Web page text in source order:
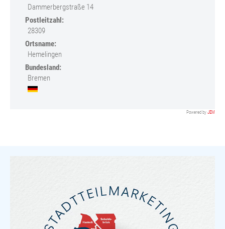
Dammerbergstraße 14
Postleitzahl:
28309
Ortsname:
Hemelingen
Bundesland:
Bremen
Powered by JEM